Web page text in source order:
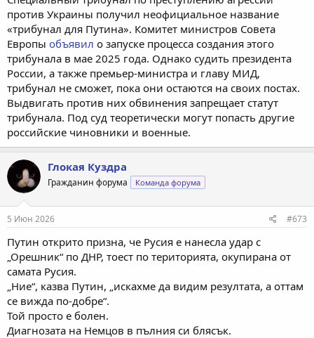
против Украины получил неофициальное название
«трибунал для Путина». Комитет министров Совета
Европы объявил о запуске процесса создания этого
трибунала в мае 2025 года. Однако судить президента
России, а также премьер-министра и главу МИД,
трибунал не сможет, пока они остаются на своих постах.
Выдвигать против них обвинения запрещает статут
трибунала. Под суд теоретически могут попасть другие
российские чиновники и военные.
Глокая Куздра
Гражданин форума Команда форума
5 Июн 2026 #673
Путин открито призна, че Русия е нанесла удар с
„Орешник“ по ДНР, тоест по територията, окупирана от
самата Русия.
„Ние“, казва Путин, „искахме да видим резултата, а оттам
се вижда по-добре“.
Той просто е болен.
Диагнозата на Немцов в пълния си блясък.